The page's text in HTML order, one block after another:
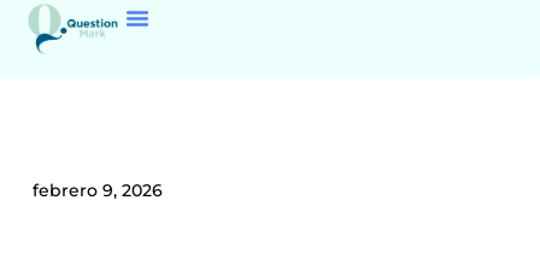
febrero 9, 2026